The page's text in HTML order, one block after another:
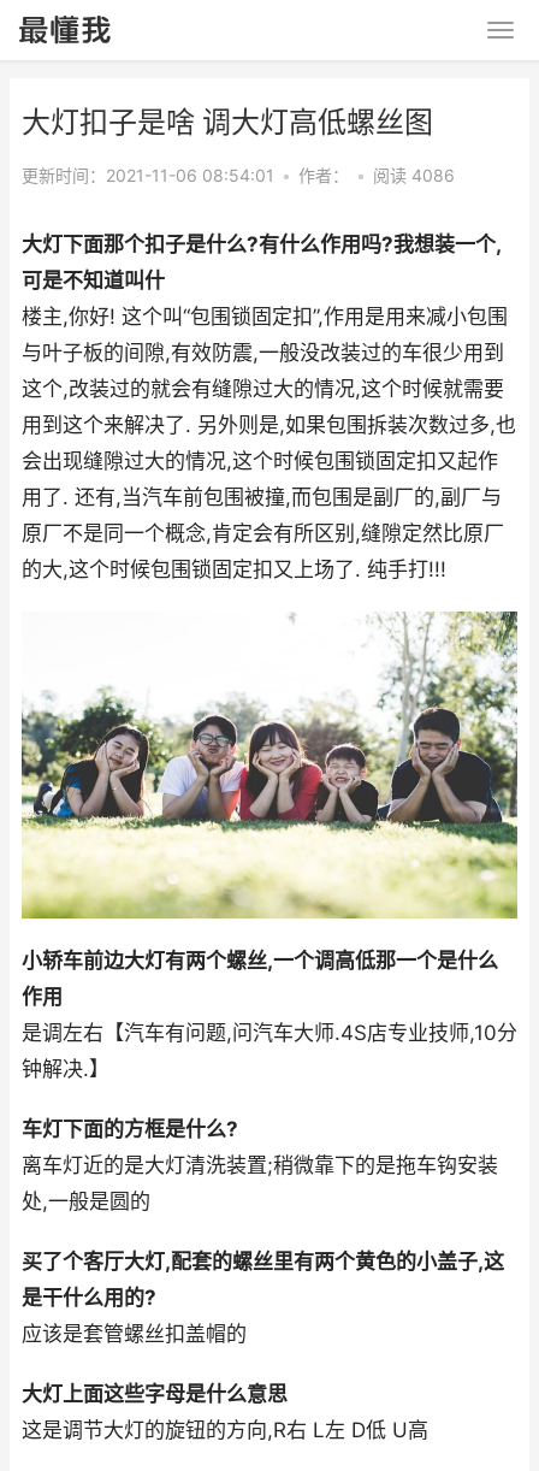
大灯扣子是啥 调大灯高低螺丝图
更新时间：2021-11-06 08:54:01 • 作者： • 阅读 4086
大灯下面那个扣子是什么?有什么作用吗?我想装一个,
可是不知道叫什
楼主,你好! 这个叫“包围锁固定扣”,作用是用来减小包围
与叶子板的间隙,有效防震,一般没改装过的车很少用到
这个,改装过的就会有缝隙过大的情况,这个时候就需要
用到这个来解决了. 另外则是,如果包围拆装次数过多,也
会出现缝隙过大的情况,这个时候包围锁固定扣又起作
用了. 还有,当汽车前包围被撞,而包围是副厂的,副厂与
原厂不是同一个概念,肯定会有所区别,缝隙定然比原厂
的大,这个时候包围锁固定扣又上场了. 纯手打!!!
小轿车前边大灯有两个螺丝,一个调高低那一个是什么
作用
是调左右【汽车有问题,问汽车大师.4S店专业技师,10分
钟解决.】
车灯下面的方框是什么?
离车灯近的是大灯清洗装置;稍微靠下的是拖车钩安装
处,一般是圆的
买了个客厅大灯,配套的螺丝里有两个黄色的小盖子,这
是干什么用的?
应该是套管螺丝扣盖帽的
大灯上面这些字母是什么意思
这是调节大灯的旋钮的方向,R右 L左 D低 U高